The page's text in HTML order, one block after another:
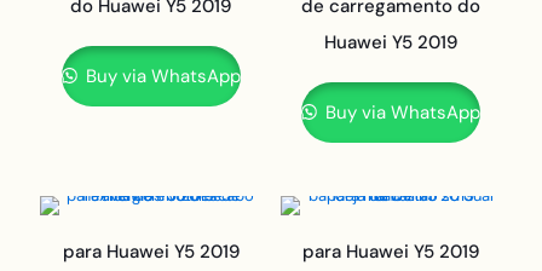
do Huawei Y5 2019
Buy via WhatsApp
de carregamento do
Huawei Y5 2019
Buy via WhatsApp
para Huawei Y5 2019
para Huawei Y5 2019